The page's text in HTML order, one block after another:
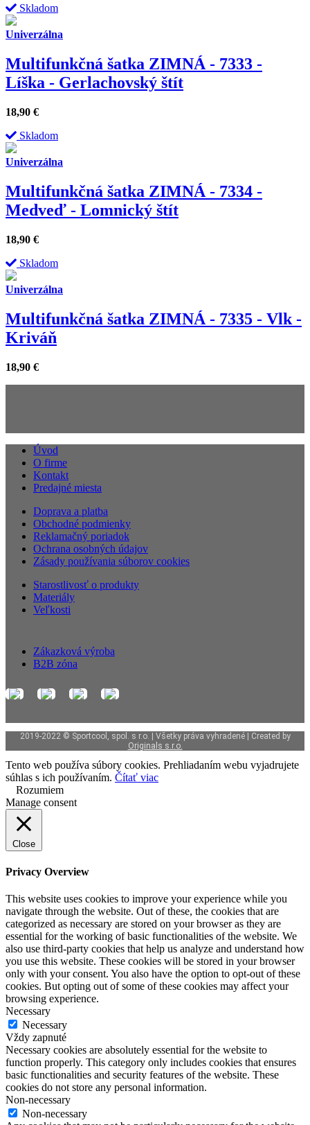
Skladom
Univerzálna
Multifunkčná šatka ZIMNÁ - 7333 -
Líška - Gerlachovský štít
18,90 €
Skladom
Univerzálna
Multifunkčná šatka ZIMNÁ - 7334 -
Medveď - Lomnický štít
18,90 €
Skladom
Univerzálna
Multifunkčná šatka ZIMNÁ - 7335 - Vlk -
Kriváň
18,90 €
Úvod
O firme
Kontakt
Predajné miesta
Doprava a platba
Obchodné podmienky
Reklamačný poriadok
Ochrana osobných údajov
Zásady používania súborov cookies
Starostlivosť o produkty
Materiály
Veľkosti
Zákazková výroba
B2B zóna
2019-2022 © Sportcool, spol. s r.o. | Všetky práva vyhradené | Created by
Originals s.r.o.
Tento web používa súbory cookies. Prehliadaním webu vyjadrujete
súhlas s ich používaním. Čítať viac
Rozumiem
Manage consent
Close
Privacy Overview
This website uses cookies to improve your experience while you
navigate through the website. Out of these, the cookies that are
categorized as necessary are stored on your browser as they are
essential for the working of basic functionalities of the website. We
also use third-party cookies that help us analyze and understand how
you use this website. These cookies will be stored in your browser
only with your consent. You also have the option to opt-out of these
cookies. But opting out of some of these cookies may affect your
browsing experience.
Necessary
Necessary
Vždy zapnuté
Necessary cookies are absolutely essential for the website to
function properly. This category only includes cookies that ensures
basic functionalities and security features of the website. These
cookies do not store any personal information.
Non-necessary
Non-necessary